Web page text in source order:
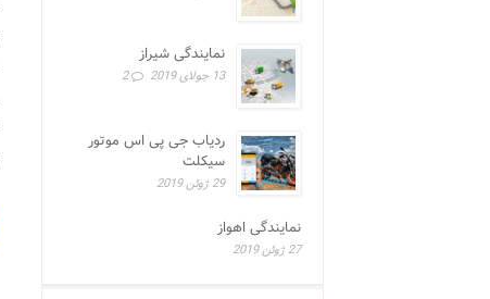
نمایندگی شیراز
13 جولای 2019 2
ردیاب جی پی اس موتور
سیکلت
29 ژوئن 2019
نمایندگی اهواز
27 ژوئن 2019